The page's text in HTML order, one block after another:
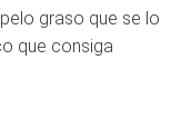
graso que se lo
que consiga